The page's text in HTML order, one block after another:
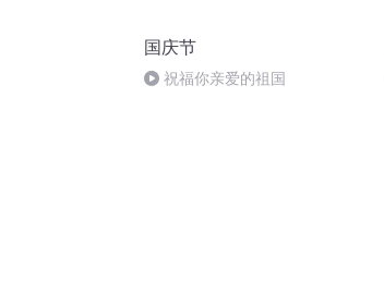
国庆节
祝福你亲爱的祖国